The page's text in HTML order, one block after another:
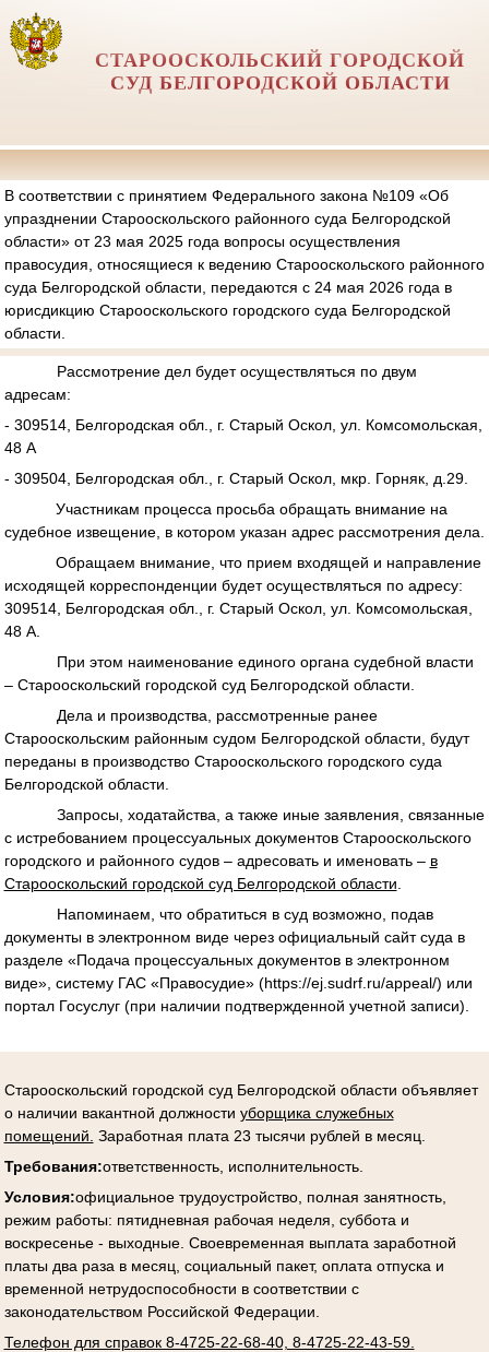
СТАРООСКОЛЬСКИЙ ГОРОДСКОЙ
СУД БЕЛГОРОДСКОЙ ОБЛАСТИ
В соответствии с принятием Федерального закона №109 «Об
упразднении Старооскольского районного суда Белгородской
области» от 23 мая 2025 года вопросы осуществления
правосудия, относящиеся к ведению Старооскольского районного
суда Белгородской области, передаются с 24 мая 2026 года в
юрисдикцию Старооскольского городского суда Белгородской
области.
Рассмотрение дел будет осуществляться по двум
адресам:
- 309514, Белгородская обл., г. Старый Оскол, ул. Комсомольская,
48 А
- 309504, Белгородская обл., г. Старый Оскол, мкр. Горняк, д.29.
Участникам процесса просьба обращать внимание на
судебное извещение, в котором указан адрес рассмотрения дела.
Обращаем внимание, что прием входящей и направление
исходящей корреспонденции будет осуществляться по адресу:
309514, Белгородская обл., г. Старый Оскол, ул. Комсомольская,
48 А.
При этом наименование единого органа судебной власти
– Старооскольский городской суд Белгородской области.
Дела и производства, рассмотренные ранее
Старооскольским районным судом Белгородской области, будут
переданы в производство Старооскольского городского суда
Белгородской области.
Запросы, ходатайства, а также иные заявления, связанные
с истребованием процессуальных документов Старооскольского
городского и районного судов – адресовать и именовать – в
Старооскольский городской суд Белгородской области
Напоминаем, что обратиться в суд возможно, подав
документы в электронном виде через официальный сайт суда в
разделе «Подача процессуальных документов в электронном
виде», систему ГАС «Правосудие» (https://ej.sudrf.ru/appeal/) или
портал Госуслуг (при наличии подтвержденной учетной записи).
Старооскольский городской суд Белгородской области объявляет
о наличии вакантной должности уборщика служебных
помещений. Заработная плата 23 тысячи рублей в месяц.
Требования:ответственность, исполнительность.
Условия:официальное трудоустройство, полная занятность,
режим работы: пятидневная рабочая неделя, суббота и
воскресенье - выходные. Своевременная выплата заработной
платы два раза в месяц, социальный пакет, оплата отпуска и
временной нетрудоспособности в соответствии с
законодательством Российской Федерации.
Телефон для справок 8-4725-22-68-40, 8-4725-22-43-59.